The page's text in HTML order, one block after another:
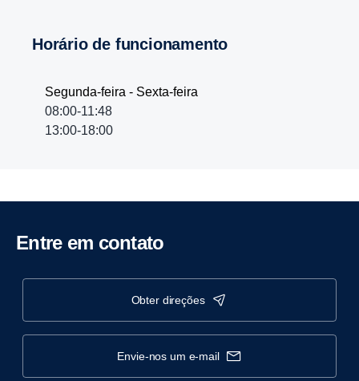
Horário de funcionamento
Segunda-feira - Sexta-feira
08:00-11:48
13:00-18:00
Entre em contato
obter direções
envie-nos um e-mail